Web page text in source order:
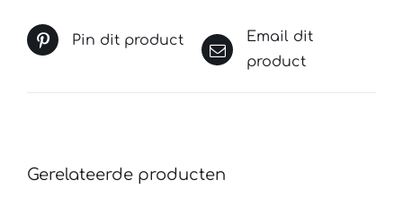
Pin dit product
Email dit
product
Gerelateerde producten